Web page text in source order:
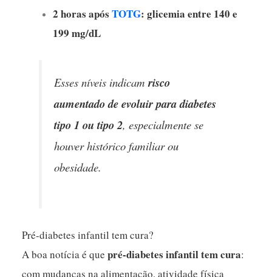
2 horas apósTOTG: glicemia entre 140 e
199 mg/dL
Esses níveis indicamrisco
aumentado de evoluir para diabetes
tipo 1 ou tipo 2, especialmente se
houver histórico familiar ou
obesidade.
Pré-diabetes infantil tem cura?
A boa notícia é quepré-diabetes infantil tem cura:
com mudanças na alimentação, atividade física